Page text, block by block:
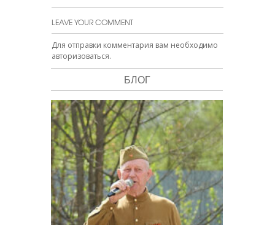
LEAVE YOUR COMMENT
Для отправки комментария вам необходимо
авторизоваться.
БЛОГ